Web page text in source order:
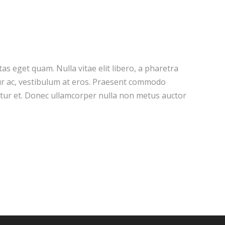
eget quam. Nulla vitae elit libero, a pharetra
vestibulum at eros. Praesent commodo
et. Donec ullamcorper nulla non metus auctor